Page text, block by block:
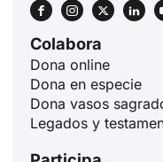
Colabora
Dona online
Dona en especie
Dona vasos
Legados y